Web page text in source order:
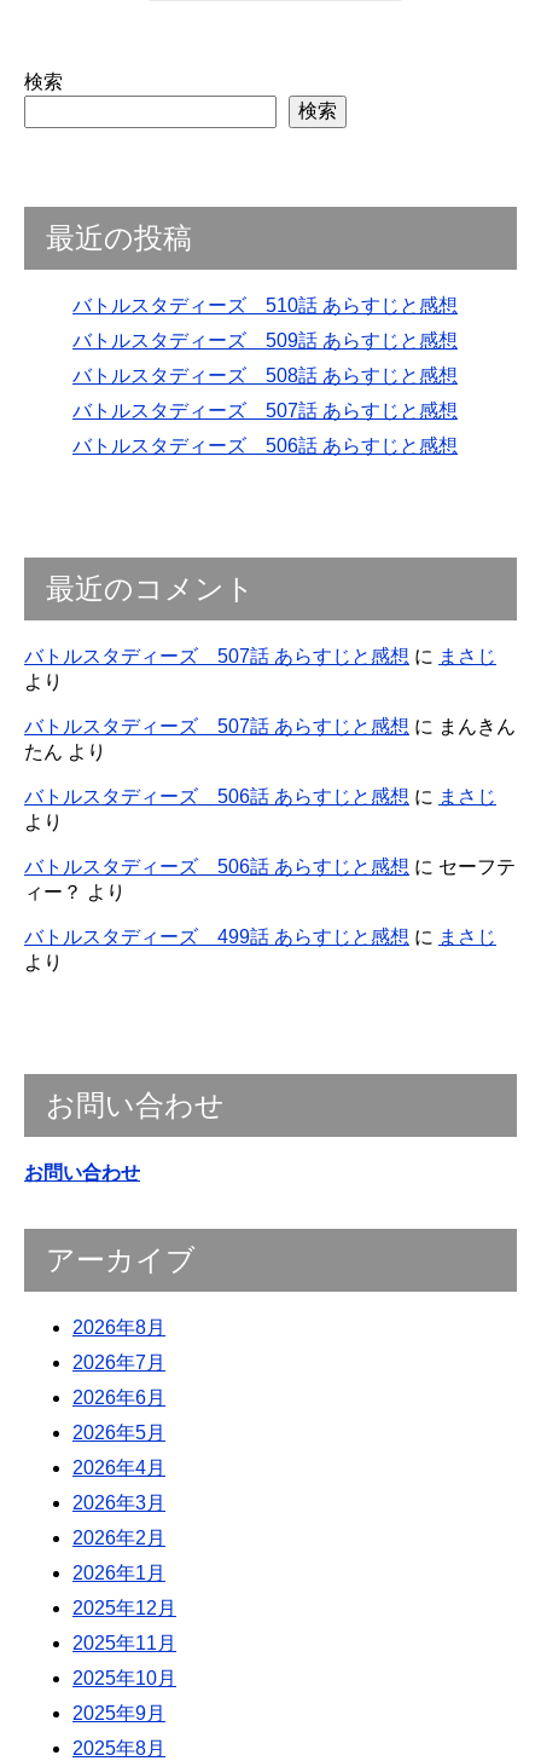
検索
検索
最近の投稿
バトルスタディーズ 510話 あらすじと感想
バトルスタディーズ 509話 あらすじと感想
バトルスタディーズ 508話 あらすじと感想
バトルスタディーズ 507話 あらすじと感想
バトルスタディーズ 506話 あらすじと感想
最近のコメント
バトルスタディーズ 507話 あらすじと感想 に まさじ
より
バトルスタディーズ 507話 あらすじと感想 に まんきん
たん より
バトルスタディーズ 506話 あらすじと感想 に まさじ
より
バトルスタディーズ 506話 あらすじと感想 に セーフテ
ィー？ より
バトルスタディーズ 499話 あらすじと感想 に まさじ
より
お問い合わせ
お問い合わせ
アーカイブ
2026年8月
2026年7月
2026年6月
2026年5月
2026年4月
2026年3月
2026年2月
2026年1月
2025年12月
2025年11月
2025年10月
2025年9月
2025年8月